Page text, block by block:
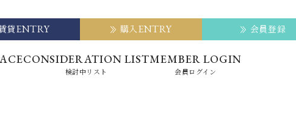
貸ENTRY 購入ENTRY 会員登録
CONSIDERATION LIST
検討中リスト
MEMBER LOGIN
会員ログイン